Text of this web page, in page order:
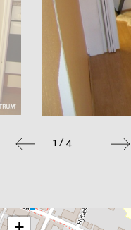
1 / 4